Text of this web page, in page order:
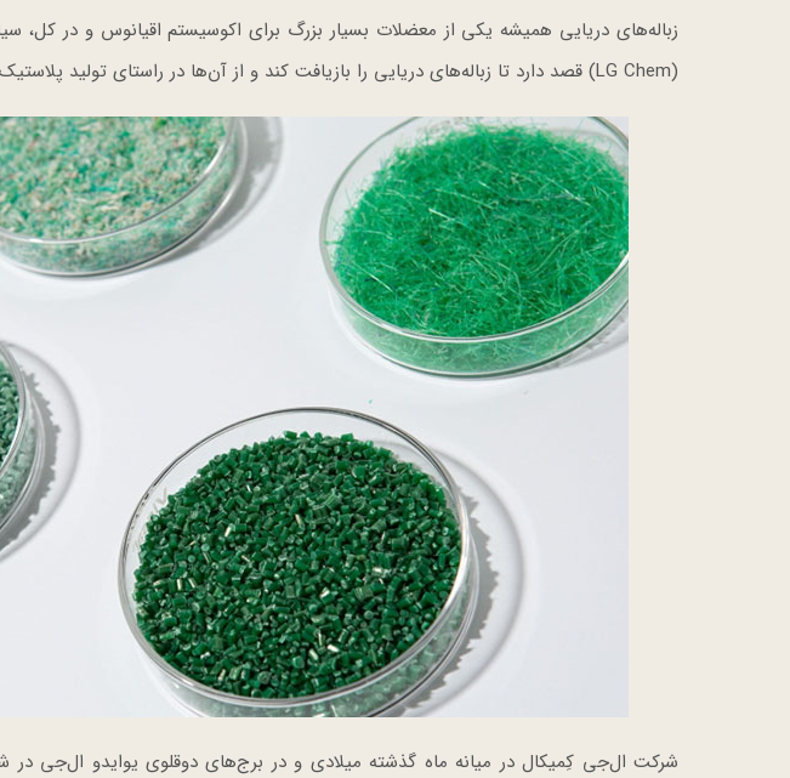
زباله‌های دریایی همیشه یکی از معضلات بسیار بزرگ برای اکوسیستم اقیانوس و در کل،
(LG Chem) قصد دارد تا زباله‌های دریایی را بازیافت کند و از آن‌ها در راستای تولید پلاستیک‌های بازیافتی بهره ببرد.
شرکت ال‌جی کِمیکال در میانه ماه گذشته میلادی و در برج‌های دوقلوی یوایدو ال‌جی در